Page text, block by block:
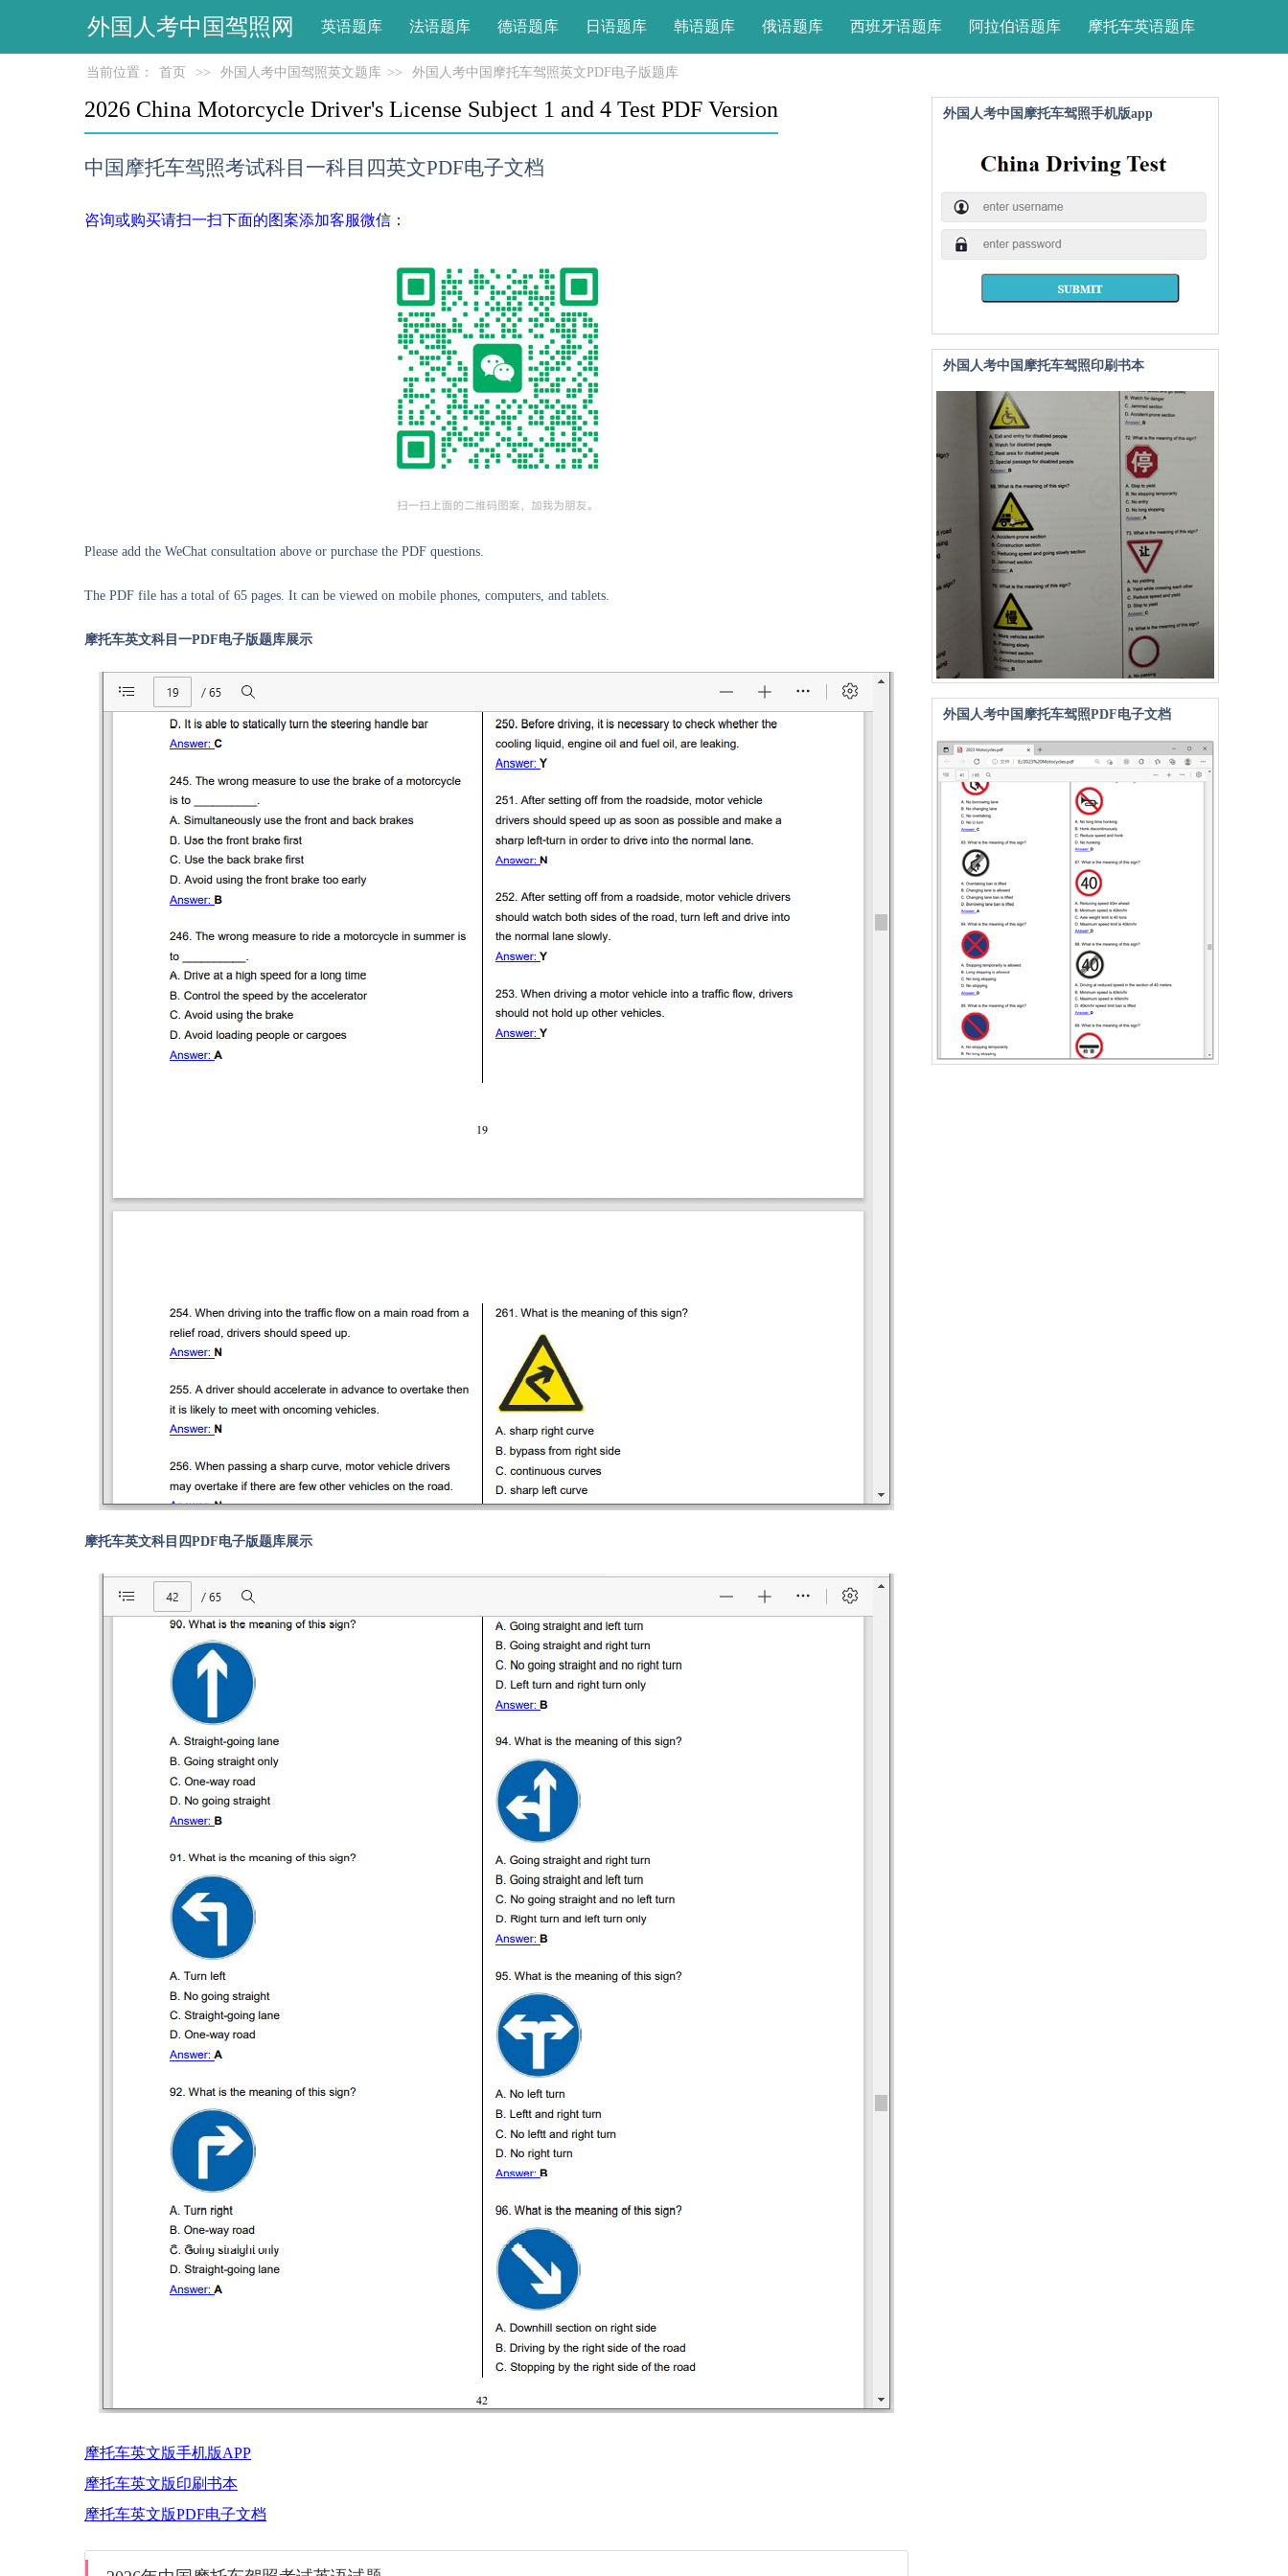
外国人考中国驾照网 英语题库 法语题库 德语题库 日语题库 韩语题库 俄语题库 西班牙语题库 阿拉伯语题库 摩托车英语题库
当前位置： 首页 >> 外国人考中国驾照英文题库 >> 外国人考中国摩托车驾照英文PDF电子版题库
2026 China Motorcycle Driver's License Subject 1 and 4 Test PDF Version
中国摩托车驾照考试科目一科目四英文PDF电子文档
咨询或购买请扫一扫下面的图案添加客服微信：
Please add the WeChat consultation above or purchase the PDF questions.
The PDF file has a total of 65 pages. It can be viewed on mobile phones, computers, and tablets.
摩托车英文科目一PDF电子版题库展示
摩托车英文科目四PDF电子版题库展示
摩托车英文版手机版APP
摩托车英文版印刷书本
摩托车英文版PDF电子文档
外国人考中国摩托车驾照手机版app
外国人考中国摩托车驾照印刷书本
外国人考中国摩托车驾照PDF电子文档